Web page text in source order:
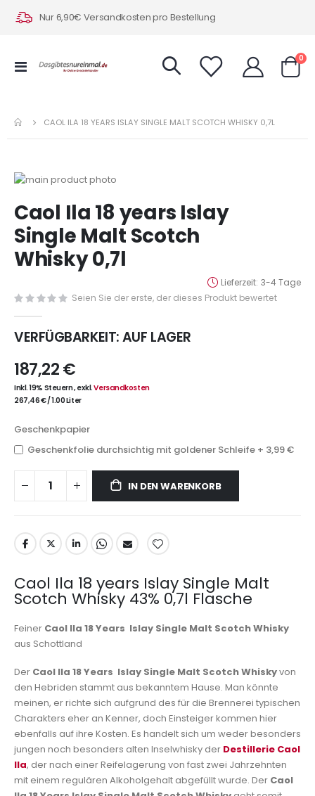
Nur 6,90€ Versandkosten pro Bestellung
Navigation
0
CAOL ILA 18 YEARS ISLAY SINGLE MALT SCOTCH WHISKY 0,7L
Zum
der
Bildergalerie
springen
Anfang
der
Bildergalerie
springen
Caol Ila 18 years Islay
Single Malt Scotch
Whisky 0,7l
Lieferzeit 3-4 Tage
Seien Sie der erste, der dieses Produkt bewertet
VERFÜGBARKEIT:AUF LAGER
187,22 €
Inkl. 19% Steuern,exkl.Versandkosten
267,46 €/1.00 Liter
Geschenkpapier
Geschenkfolie durchsichtig mit goldener Schleife + 3,99 €
IN DEN WARENKORB
Caol Ila 18 years Islay Single Malt
Scotch Whisky 43% 0,7l Flasche
Feiner Caol Ila 18 Years Islay Single Malt Scotch Whisky
aus Schottland
Der Caol Ila 18 Years Islay Single Malt Scotch Whiskyvon
den Hebriden stammt aus bekanntem Hause. Man könnte
meinen, er richte sich aufgrund des für die Brennerei typischen
Charakters eher an Kenner, doch Einsteiger kommen hier
ebenfalls auf ihre Kosten. Es handelt sich um weder besonders
jungen noch besonders alten Inselwhisky der Destillerie Caol
Ila, der nach einer Reifelagerung von fast zwei Jahrzehnten
mit einem regulären Alkoholgehalt abgefüllt wurde. Der Caol